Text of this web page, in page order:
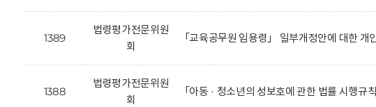
1389
법령평가전문위원
회
「교육공무원 임용령」 일부개정안에 대한 개
1388
법령평가전문위원
회
「아동 · 청소년의 성보호에 관한 법률 시행